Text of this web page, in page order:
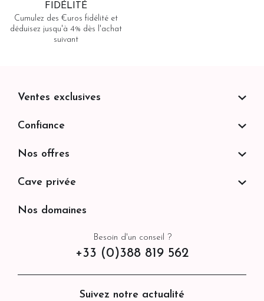
FIDÉLITÉ
Cumulez des €uros fidélité et
déduisez jusqu'à 4% dès l'achat
suivant
Besoin d'un conseil ?
+33 (0)388 819 562
Suivez notre actualité
Ventes exclusives
Confiance
Nos offres
Cave privée
Nos domaines